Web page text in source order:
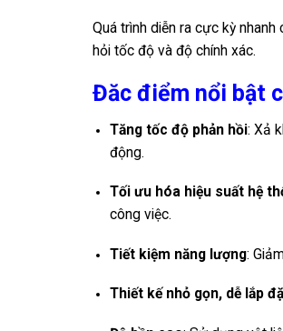
Quá trình diễn ra cực kỳ
hỏi tốc độ và độ chính xác.
Đăc điểm nổi bật
Tăng tốc độ phản hồi: Xả
động.
Tối ưu hóa hiệu suất hệ
công việc.
Tiết kiệm năng lượng:
Thiết kế nhỏ gọn, dễ lắp